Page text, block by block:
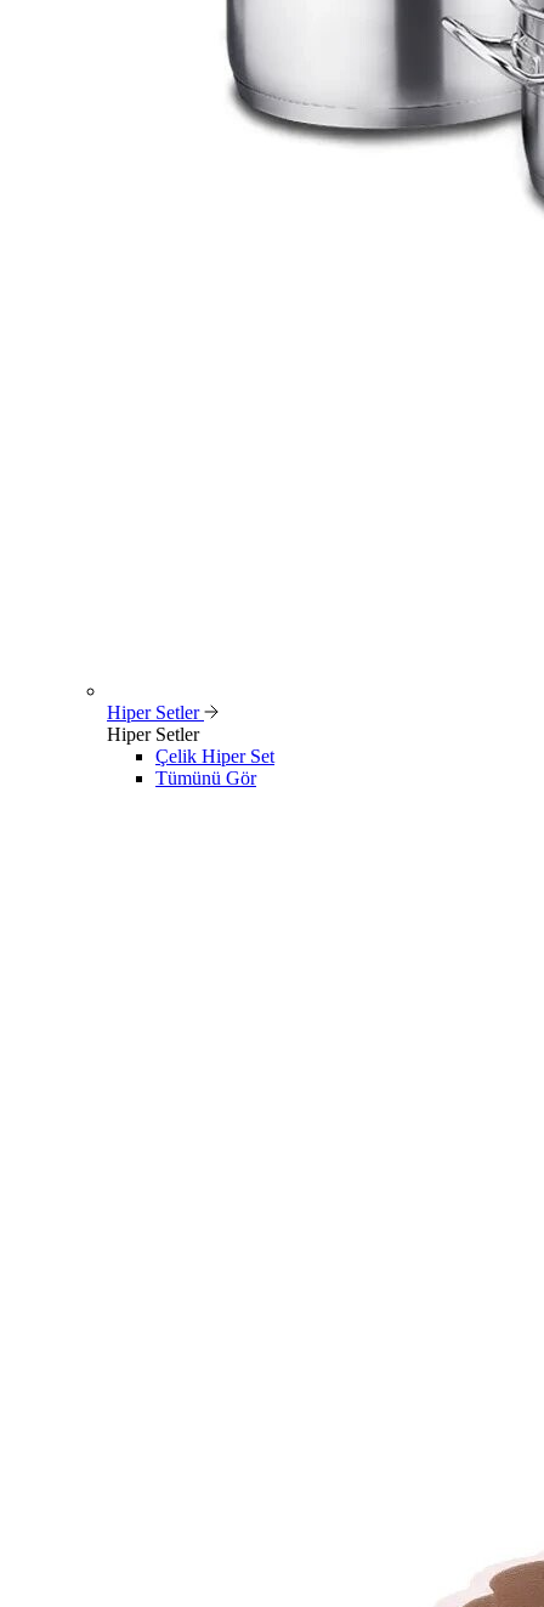
Hiper Setler
Hiper Setler
Çelik Hiper Set
Tümünü Gör